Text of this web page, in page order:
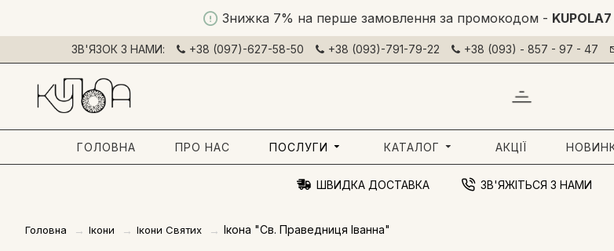
Знижка 7% на перше замовлення за промокодом - KUPOLA7
ЗВ'ЯЗОК З НАМИ: +38 (097)-627-58-50 +38 (093)-791-79-22 +38 (093) - 857 - 97 - 47
ГОЛОВНА ПРО НАС ПОСЛУГИ КАТАЛОГ АКЦІЇ
ШВИДКА ДОСТАВКА ЗВ'ЯЖІТЬСЯ З НАМИ
Головна Ікони Ікони Святих Ікона "Св. Праведниця Іванна"